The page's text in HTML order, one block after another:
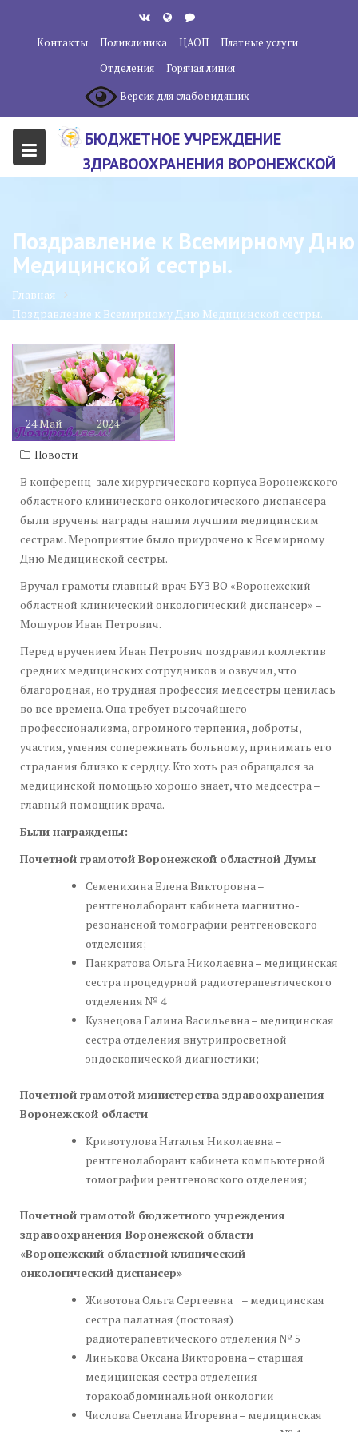
содержанию
Контакты Поликлиника ЦАОП
Платные услуги
Отделения
Горячая линия
Версия для слабовидящих
БЮДЖЕТНОЕ УЧРЕЖДЕНИЕ
ЗДРАВООХРАНЕНИЯ ВОРОНЕЖСКОЙ
КЛИНИЧЕСКИЙ ОНКОЛОГИЧЕСКИЙ
ЦЕНТР"
Поздравление к Всемирному Дню
Медицинской сестры.
Главная
Поздравление к Всемирному Дню Медицинской сестры.
24Май 2024
Новости
В конференц-зале хирургического корпуса Воронежского
областного клинического онкологического диспансера
были вручены награды нашим лучшим медицинским
сестрам. Мероприятие было приурочено к Всемирному
Дню Медицинской сестры.
Вручал грамоты главный врач БУЗ ВО «Воронежский
областной клинический онкологический диспансер» –
Мошуров Иван Петрович.
Перед вручением Иван Петрович поздравил коллектив
средних медицинских сотрудников и озвучил, что
благородная, но трудная профессия медсестры ценилась
во все времена. Она требует высочайшего
профессионализма, огромного терпения, доброты,
участия, умения сопереживать больному, принимать его
страдания близко к сердцу. Кто хоть раз обращался за
медицинской помощью хорошо знает, что медсестра –
главный помощник врача.
Были награждены:
Почетной грамотой Воронежской областной Думы
Семенихина Елена Викторовна –
рентгенолаборант кабинета магнитно-
резонансной томографии рентгеновского
отделения;
Панкратова Ольга Николаевна – медицинская
сестра процедурной радиотерапевтического
отделения № 4
Кузнецова Галина Васильевна – медицинская
сестра отделения внутрипросветной
эндоскопической диагностики;
Почетной грамотой министерства здравоохранения
Воронежской области
Кривотулова Наталья Николаевна –
рентгенолаборант кабинета компьютерной
томографии рентгеновского отделения;
Почетной грамотой бюджетного учреждения
здравоохранения Воронежской области
«Воронежский областной клинический
онкологический диспансер»
Животова Ольга Сергеевна – медицинская
сестра палатная (постовая)
радиотерапевтического отделения № 5
Линькова Оксана Викторовна – старшая
медицинская сестра отделения
торакоабдоминальной онкологии
Числова Светлана Игоревна – медицинская